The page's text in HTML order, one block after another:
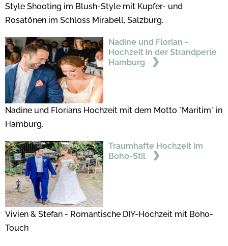
Style Shooting im Blush-Style mit Kupfer- und
Rosatönen im Schloss Mirabell, Salzburg.
Nadine und Florian -
Hochzeit in der Strandperle
Hamburg
Nadine und Florians Hochzeit mit dem Motto "Maritim" in
Hamburg.
Traumhafte Hochzeit im
Boho-Stil
Vivien & Stefan - Romantische DIY-Hochzeit mit Boho-
Touch